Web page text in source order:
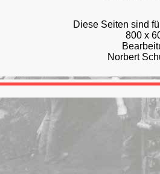
Diese Seiten sind
800 x
Norbert